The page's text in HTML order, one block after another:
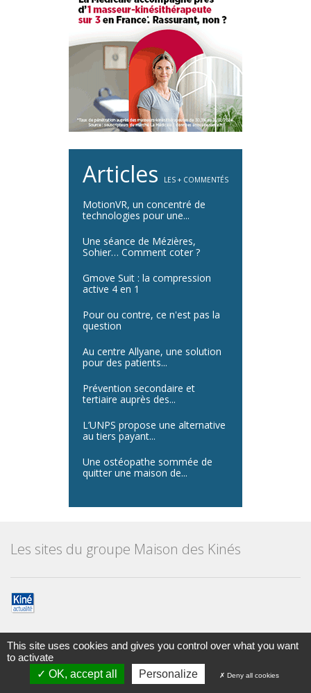
Articles LES + COMMENTÉS
MotionVR, un concentré de
technologies pour une...
Une séance de Mézières,
Sohier… Comment coter ?
Gmove Suit : la compression
active 4 en 1
Pour ou contre, ce n'est pas la
question
Au centre Allyane, une solution
pour des patients...
Prévention secondaire et
tertiaire auprès des...
L’UNPS propose une alternative
au tiers payant...
Une ostéopathe sommée de
quitter une maison de...
Les sites du groupe Maison des Kinés
Maison des kinésithérapeutes
This site uses cookies and gives you control over what you want
to activate
OK, accept all
Personalize Deny all cookies